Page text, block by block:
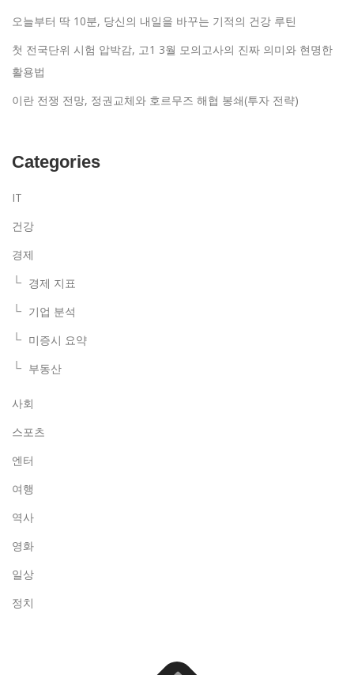
오늘부터 딱 10분, 당신의 내일을 바꾸는 기적의 건강 루틴
첫 전국단위 시험 압박감, 고1 3월 모의고사의 진짜 의미와 현명한
활용법
이란 전쟁 전망, 정권교체와 호르무즈 해협 봉쇄(투자 전략)
Categories
IT
건강
경제
경제 지표
기업 분석
미증시 요약
부동산
사회
스포츠
엔터
여행
역사
영화
일상
정치